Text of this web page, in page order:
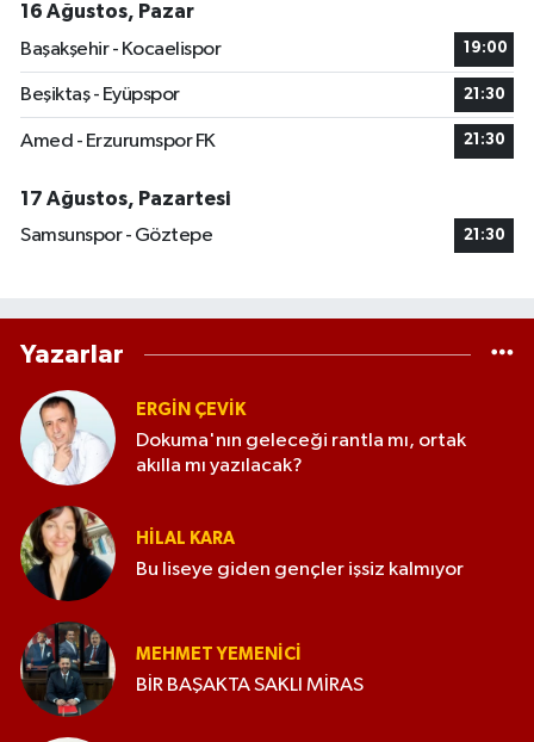
16 Ağustos, Pazar
Başakşehir - Kocaelispor
19:00
Beşiktaş - Eyüpspor 21:30
Amed - Erzurumspor FK 21:30
17 Ağustos, Pazartesi
Samsunspor - Göztepe
21:30
Yazarlar
ERGIN ÇEVİK
Dokuma'nın geleceği rantla mı, ortak
akılla mı yazılacak?
HILAL KARA
Bu liseye giden gençler işsiz kalmıyor
MEHMET YEMENICI
BİR BAŞAKTA SAKLI MİRAS